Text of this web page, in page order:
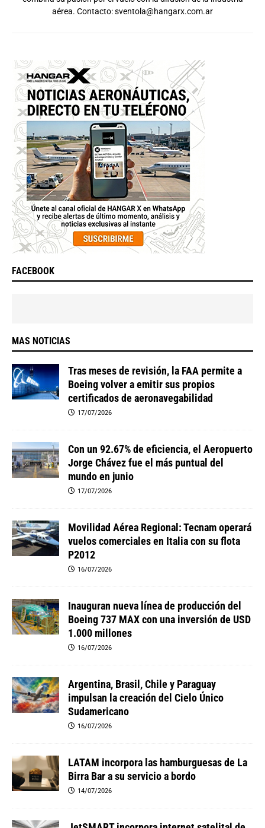
aérea. Contacto:sventola@hangarx.com.ar
FACEBOOK
MAS NOTICIAS
Tras meses de revisión, la FAA permite a
Boeing volver a emitir sus propios
certificados de aeronavegabilidad
17/07/2026
Con un 92.67% de eficiencia, el Aeropuerto
Jorge Chávez fue el más puntual del
mundo en junio
17/07/2026
Movilidad Aérea Regional: Tecnam operará
vuelos comerciales en Italia con su flota
P2012
16/07/2026
Inauguran nueva línea de producción del
Boeing 737 MAX con una inversión de USD
1.000 millones
16/07/2026
Argentina, Brasil, Chile y Paraguay
impulsan la creación del Cielo Único
Sudamericano
16/07/2026
LATAM incorpora las hamburguesas de La
Birra Bar a su servicio a bordo
14/07/2026